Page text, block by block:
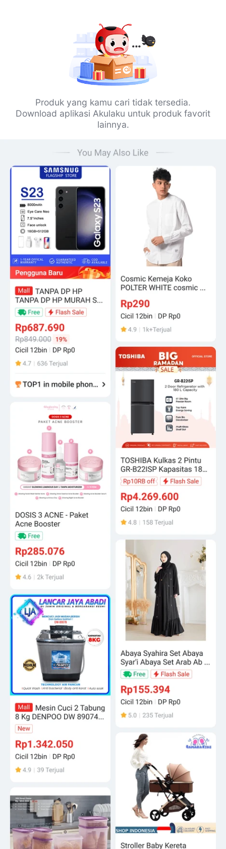
Produk yang kamu cari tidak tersedia.
Download aplikasi Akulaku untuk produk favorit
lainnya.